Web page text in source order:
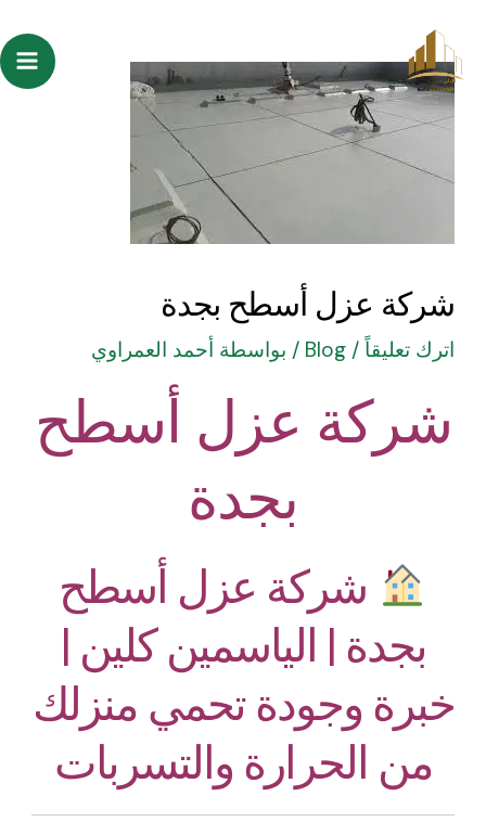
إلى
المحتوى
شركة عزل أسطح بجدة
اترك تعليقاً /
Blog / بواسطة أحمد العمراوي
شركة عزل أسطح
بجدة
شركة عزل أسطح
بجدة | الياسمين كلين |
خبرة وجودة تحمي منزلك
من الحرارة والتسربات
navigation